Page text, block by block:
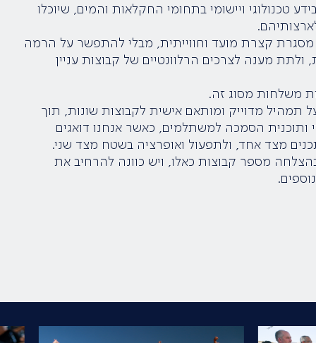
טכנולוגי ויישומי בתחומי החקלאות והמים, שיוכלו
מסגרת קצרת מועד וחווייתית, מבלי להתפשר על הרמה
מענה לצרכים הרלוונטיים של קבוצות עניין
משלחות מסוג זה.
תמהיל מדוייק ומותאם אישית לקבוצות שונות, תוך
ותוכנית הסמכה למשתלמים, כאשר אנחנו דואגים
מצד אחד, ולתפעול ואופרציה בשטח מצד שני.
מספר קבוצות כאלו, ויש כוונה להרחיב את